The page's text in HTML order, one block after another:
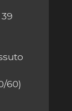
60)